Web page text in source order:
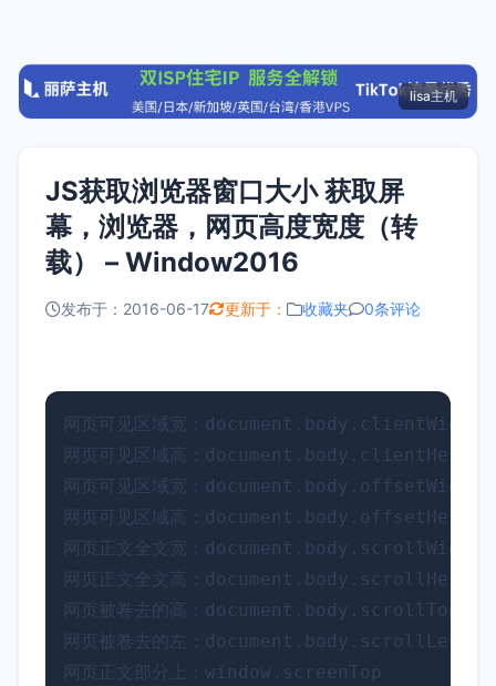
lisa主机
JS获取浏览器窗口大小 获取屏
幕，浏览器，网页高度宽度（转
载） – Window2016
发布于：2016-06-17 更新于： 收藏夹 0条评论
网页可见区域宽：document.body.clientWidth
网页可见区域高：
网页可见区域宽：document.body.offsetWidth
网页可见区域高：
网页正文全文宽：document.body.scrollWidth
网页正文全文高：
网页被卷去的高：document.body.scrollTop
网页被卷去的左：document.body.scrollLeft
网页正文部分上：window.screenTop